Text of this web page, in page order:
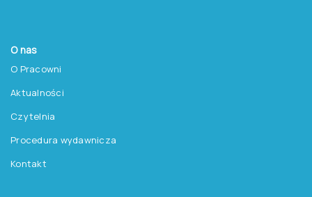
O nas
O Pracowni
Aktualności
Czytelnia
Procedura wydawnicza
Kontakt